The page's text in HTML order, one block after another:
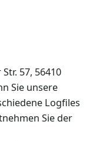
57, 56410
Sie unsere
Logfiles
Sie der